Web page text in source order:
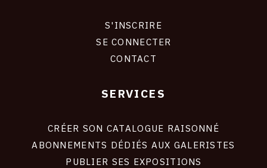
S'INSCRIRE
SE CONNECTER
CONTACT
SERVICES
CRÉER SON CATALOGUE RAISONNÉ
ABONNEMENTS DÉDIÉS AUX GALERISTES
PUBLIER SES EXPOSITIONS